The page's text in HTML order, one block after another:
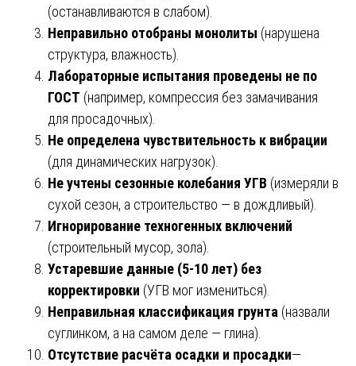
(останавливаются в слабом).
Неправильно отобраны монолиты (нарушена
структура, влажность).
Лабораторные испытания проведены не по
ГОСТ (например, компрессия без замачивания
для просадочных).
Не определена чувствительность к вибрации
(для динамических нагрузок).
Не учтены сезонные колебания УГВ (измеряли в
сухой сезон, а строительство — в дождливый).
Игнорирование техногенных включений
(строительный мусор, зола).
Устаревшие данные (5-10 лет) без
корректировки (УГВ мог измениться).
Неправильная классификация грунта (назвали
суглинком, а на самом деле — глина).
Отсутствие расчёта осадки и просадки—